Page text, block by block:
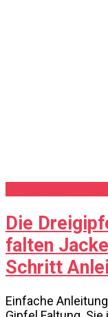
Die
falten
Schritt
Einfache